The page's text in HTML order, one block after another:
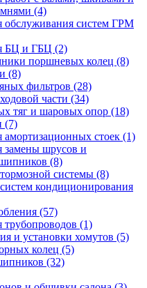
(4)
обслуживания систем ГРМ
БЦ и ГБЦ (2)
поршневых колец (8)
(8)
фильтров (28)
части (34)
тяг и шаровых опор (18)
(7)
амортизационных стоек (1)
замены шрусов и
(8)
системы (8)
кондиционирования
(57)
трубопроводов (1)
и установки хомутов (5)
колец (5)
(32)